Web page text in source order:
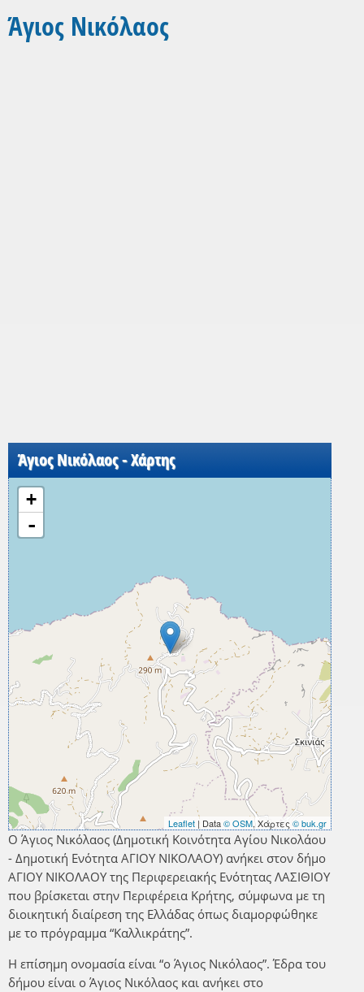
Άγιος Νικόλαος
Άγιος Νικόλαος - Χάρτης
+
-
Leaflet | Data© OSM, Χάρτες © buk.gr
Ο Άγιος Νικόλαος (Δημοτική Κοινότητα Αγίου Νικολάου
- Δημοτική Ενότητα ΑΓΙΟΥ ΝΙΚΟΛΑΟΥ) ανήκει στον δήμο
ΑΓΙΟΥ ΝΙΚΟΛΑΟΥ της Περιφερειακής Ενότητας ΛΑΣΙΘΙΟΥ
που βρίσκεται στην Περιφέρεια Κρήτης, σύμφωνα με τη
διοικητική διαίρεση της Ελλάδας όπως διαμορφώθηκε
με το πρόγραμμα “Καλλικράτης”.
Η επίσημη ονομασία είναι “ο Άγιος Νικόλαος”. Έδρα του
δήμου είναι ο Άγιος Νικόλαος και ανήκει στο